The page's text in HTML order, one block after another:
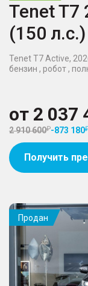
Tenet T7
(150
Tenet T7 Active,
бензин , робот ,
от 2 037
2 910 600 -873 180
Получить
Продан